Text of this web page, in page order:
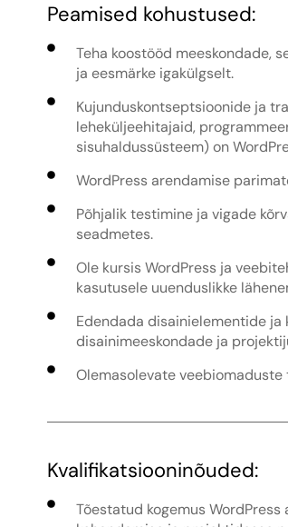
Peamised kohustused:
Teha koostööd meeskondade,
ja eesmärke igakülgselt.
Kujunduskontseptsioonide ja
leheküljeehitajaid,
sisuhaldussüsteem) on
WordPress arendamise
Põhjalik testimine ja vigade
seadmetes.
Ole kursis WordPress ja
kasutusele uuenduslikke
Edendada disainielementide
disainimeeskondade ja
Olemasolevate
Kvalifikatsiooninõuded:
Tõestatud kogemus